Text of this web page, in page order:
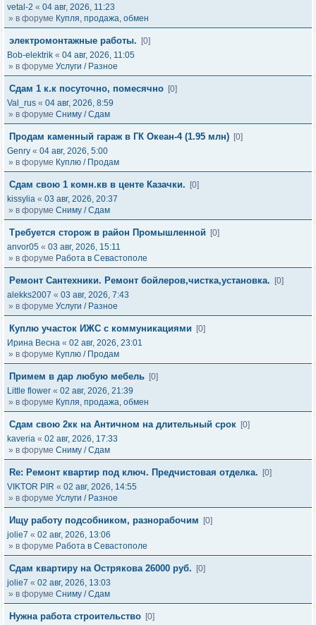
vetal-2 « 04 авг, 2026, 11:23
» в форуме Купля, продажа, обмен
электромонтажные работы.
[0]
Bob-elektrik « 04 авг, 2026, 11:05
» в форуме Услуги / Разное
Сдам 1 к.к посуточно, помесячно [0]
Val_rus « 04 авг, 2026, 8:59
» в форуме Сниму / Сдам
Продам каменный гараж в ГК Океан-4 (1.95 млн) [0]
Genry « 04 авг, 2026, 5:00
» в форуме Куплю / Продам
Сдам свою 1 комн.кв в центе Казачки.
[0]
kissylia « 03 авг, 2026, 20:37
» в форуме Сниму / Сдам
Требуется сторож в район Промышленной
[0]
anvor05 « 03 авг, 2026, 15:11
» в форуме Работа в Севастополе
Ремонт Сантехники. Ремонт бойлеров,чистка,установка.
[0]
alekks2007 « 03 авг, 2026, 7:43
» в форуме Услуги / Разное
Куплю участок ИЖС с коммуникациями
[0]
Ирина Весна « 02 авг, 2026, 23:01
» в форуме Куплю / Продам
Примем в дар любую мебель [0]
Little flower « 02 авг, 2026, 21:39
» в форуме Купля, продажа, обмен
Сдам свою 2кк на Античном на длительный срок [0]
kaveria « 02 авг, 2026, 17:33
» в форуме Сниму / Сдам
Re: Ремонт квартир под ключ. Предчистовая отделка.
[0]
VIKTOR PIR « 02 авг, 2026, 14:55
» в форуме Услуги / Разное
Ищу работу подсобником, разнорабочим
[0]
jolie7 « 02 авг, 2026, 13:06
» в форуме Работа в Севастополе
Сдам квартиру на Острякова 26000 руб.
[0]
jolie7 « 02 авг, 2026, 13:03
» в форуме Сниму / Сдам
Нужна работа строительство [0]